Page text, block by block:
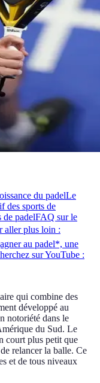
du padelLe
des sports de
de padelFAQ sur le
aller plus loin :
au padel*, une
sur YouTube :
qui combine des
développé au
notoriété dans le
du Sud. Le
court plus petit que
relancer la balle. Ce
et de tous niveaux